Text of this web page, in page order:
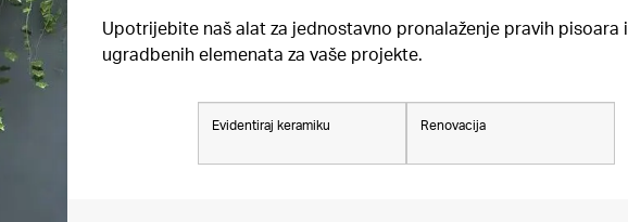
Upotrijebite naš alat za jednostavno pronalaženje pravih pisoara i
ugradbenih elemenata za vaše projekte.
Evidentiraj keramiku Renovacija